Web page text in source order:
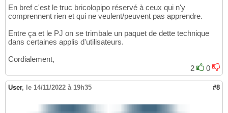
En bref c'est le truc bricolopipo réservé à ceux qui n'y
comprennent rien et qui ne veulent/peuvent pas apprendre.
Entre ça et le PJ on se trimbale un paquet de dette technique
dans certaines applis d'utilisateurs.
Cordialement,
2
0
User, le 14/11/2022 à 19h35 #8